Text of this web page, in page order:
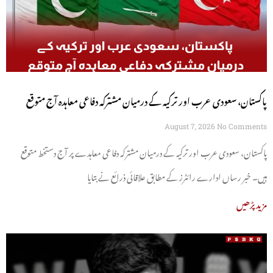
پاکستان، سعودی عرب اور ترکیہ کے درمیان مشترکہ دفاعی معاہدہ آج متوقع
August 7, 2026 No Comments
پاکستان، سعودی عرب اور ترکیہ کے درمیان مشترکہ دفاعی معاہدے پر آج دستخط متوقع
ہیں۔ خبر رساں ادارے رائٹرز کے مطابق علاقائی ذرائع نے بتایا
مزید پڑھیں